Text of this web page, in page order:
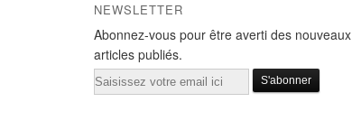
NEWSLETTER
Abonnez-vous pour être averti des nouveaux
articles publiés.
Email